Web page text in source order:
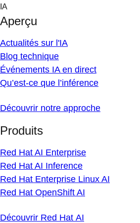
Skip
content
IA
Aperçu
Actualités sur l'IA
Blog technique
Événements IA en direct
Qu’est-ce que l’inférence
Découvrir notre approche
Produits
Red Hat AI Enterprise
Red Hat AI Inference
Red Hat Enterprise Linux AI
Red Hat OpenShift AI
Découvrir Red Hat AI